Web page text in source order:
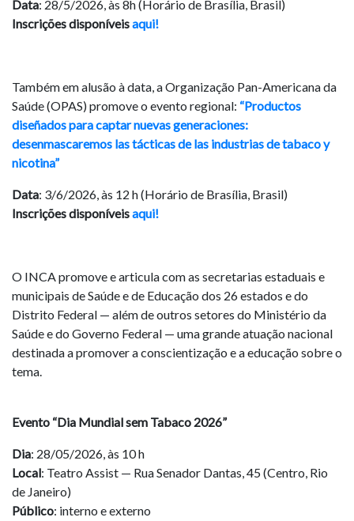
Data: 28/5/2026, às 8h (Horário de Brasília, Brasil)
Inscrições disponíveisaqui!
Também em alusão à data, a Organização Pan-Americana da
Saúde (OPAS) promove o evento regional: “Productos
diseñados para captar nuevas generaciones:
desenmascaremos las tácticas de las industrias de tabaco y
nicotina”
Data: 3/6/2026, às 12 h (Horário de Brasília, Brasil)
Inscrições disponíveisaqui!
O INCA promove e articula com as secretarias estaduais e
municipais de Saúde e de Educação dos 26 estados e do
Distrito Federal — além de outros setores do Ministério da
Saúde e do Governo Federal — uma grande atuação nacional
destinada a promover a conscientização e a educação sobre o
tema.
Evento “Dia Mundial sem Tabaco 2026”
Dia: 28/05/2026, às 10 h
Local: Teatro Assist — Rua Senador Dantas, 45 (Centro, Rio
de Janeiro)
Público: interno e externo